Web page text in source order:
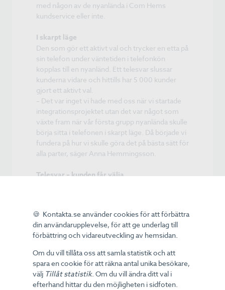
med någon av de nyanlända i Com Hems
kundservice eller inte.
I skarpt läge
Den som gör ett aktivt val och trycker en etta på
sin telefon under väntetiden i telefonkön
kopplas till en nyanländ. Ett telesvar slussar
kunderna vidare och hittills har 5 000 kunder
gjort ett aktivt val.
– Det var inget vi hade med oss när vi startade
integrationsprojektet utan det var något som
växte fram när vår första grupp nyanlända skulle
börja sitta i telefonen i skarpt läge. Då började vi
fundera på hur vi skulle göra det på bästa sätt för
alla parter, säger Anna Hemmingsson.
Telesvar – kunden får välja
kundservice som håller på att utveckla sina
språkkunskaper hamnar i en särskilt utsatt
position?
– Det är inget vi märkt av utan det är samma
andel missnöjda kunder som hamnar hos dom
som hos våra andra medarbetare, säger
personalchefen Anna Hemmingsson.
🍪 Kontakta.se använder cookies för att förbättra
din användarupplevelse, för att ge underlag till
förbättring och vidareutveckling av hemsidan.
Om du vill tillåta oss att samla statistik och att
spara en cookie för att räkna antal unika besökare,
välj Tillåt statistik. Om du vill ändra ditt val i
efterhand hittar du den möjligheten i sidfoten.